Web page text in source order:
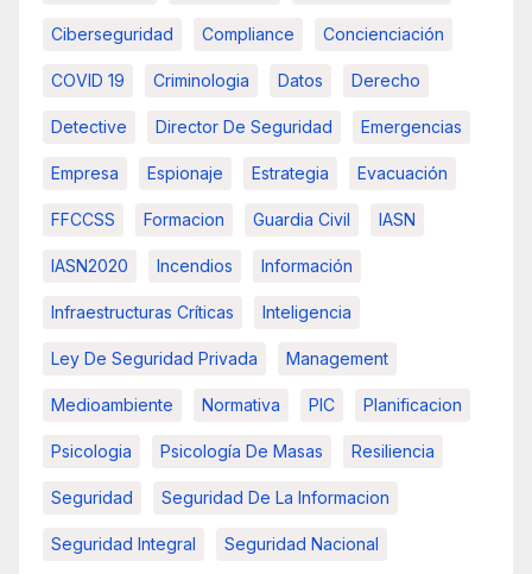
Ciberseguridad Compliance Concienciación
COVID 19 Criminologia Datos Derecho
Detective Director De Seguridad Emergencias
Empresa Espionaje Estrategia Evacuación
FFCCSS Formacion Guardia Civil IASN
IASN2020 Incendios Información
Infraestructuras Críticas Inteligencia
Ley De Seguridad Privada Management
Medioambiente Normativa PIC Planificacion
Psicologia Psicología De Masas Resiliencia
Seguridad Seguridad De La Informacion
Seguridad Integral Seguridad Nacional